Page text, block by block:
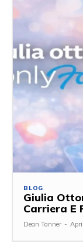
BLOG
Giulia
Carriera E
Dean Tanner -